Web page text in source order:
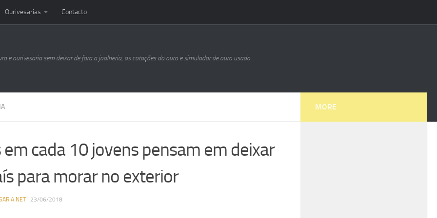
Ourivesarias Contacto
e ourivesaria sem deixar de fora a joalheria, as cotações do ouro e simulador de ouro usado
em cada 10 jovens pensam em deixar
para morar no exterior
· 23/06/2018
MORE